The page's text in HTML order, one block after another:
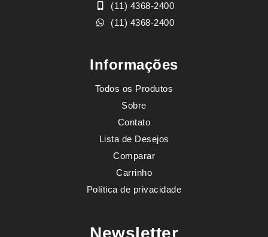
(11) 4368-2400
(11) 4368-2400
Informações
Todos os Produtos
Sobre
Contato
Lista de Desejos
Comparar
Carrinho
Política de privacidade
Newsletter